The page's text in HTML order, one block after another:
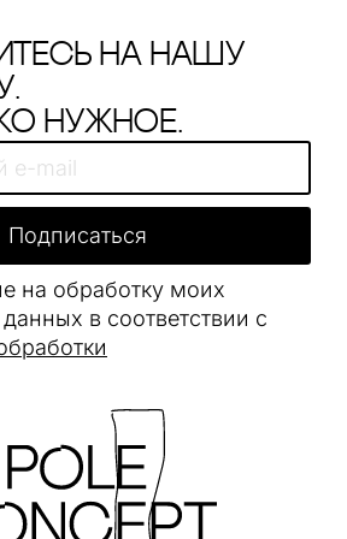
на нашу
нужное.
на обработку моих
в соответствии с
Подписаться